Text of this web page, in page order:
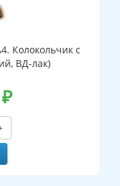
Колокольчик с
ВД-лак)
₽